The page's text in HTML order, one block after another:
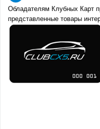
Обладателям Клубных Карт
представленные товары